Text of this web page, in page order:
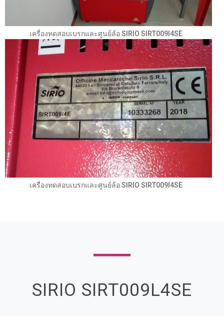
เครื่องทดสอบเบรกและศูนย์ล้อ SIRIO SIRT009l4SE
เครื่องทดสอบเบรกและศูนย์ล้อ SIRIO SIRT009l4SE
SIRIO SIRT009L4SE